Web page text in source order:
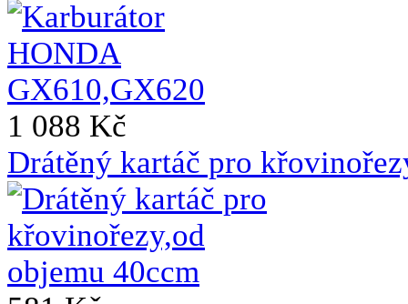
1 088 Kč
Drátěný kartáč pro